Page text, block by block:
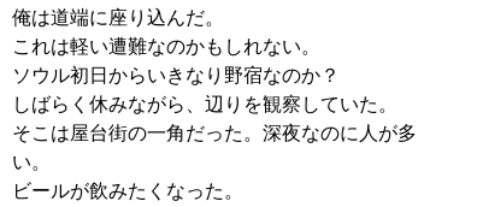
俺は道端に座り込んだ。
これは軽い遭難なのかもしれない。
ソウル初日からいきなり野宿なのか？
しばらく休みながら、辺りを観察していた。
そこは屋台街の一角だった。深夜なのに人が多
い。
ビールが飲みたくなった。